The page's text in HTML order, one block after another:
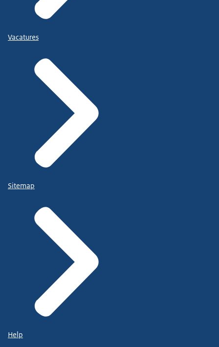
Vacatures
Sitemap
Help